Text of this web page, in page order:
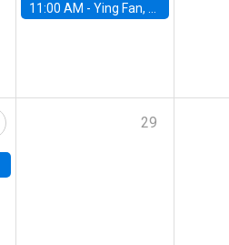
11:00 AM -Ying Fan, University of Michigan
29